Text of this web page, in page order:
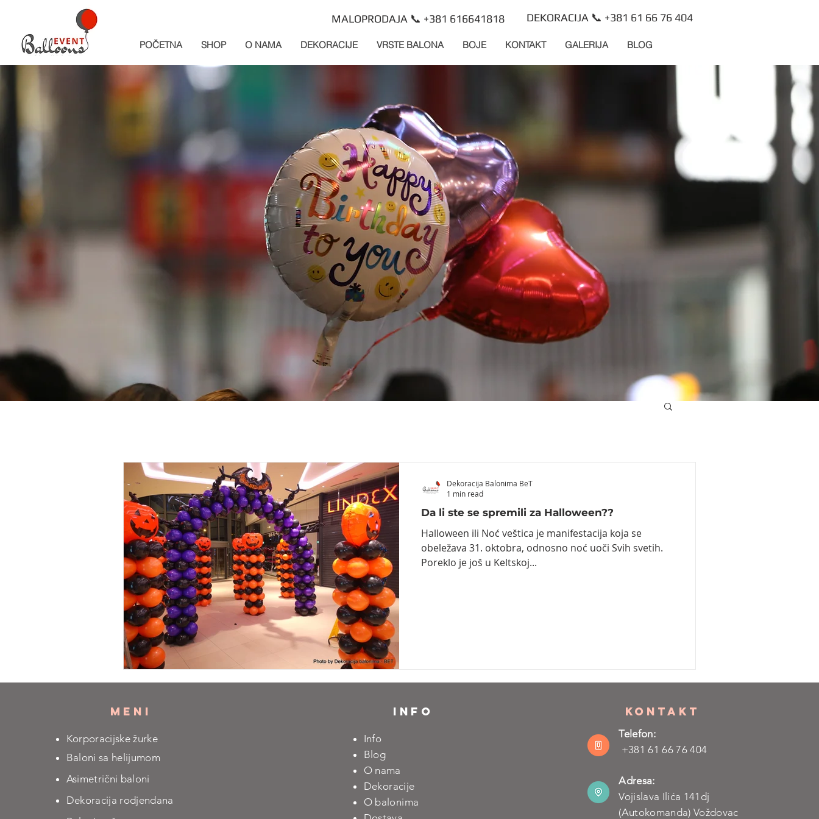
POČETNA SHOP O NAMA DEKORACIJE VRSTE BALONA BOJE KONTAKT GALERIJA BLOG
MALOPRODAJA 📞 +381 616641818 DEKORACIJA 📞 +381 61 66 76 404
Da li ste se spremili za Halloween??
Halloween ili Noć veštica je manifestacija koja se
obeležava 31. oktobra, odnosno noć uoči Svih svetih.
Poreklo je još u Keltskoj...
Dekoracija Balonima BeT
1 min read
MENI
Korporacijske žurke
Baloni sa helijumom
Asimetrični baloni
Dekoracija rodjendana
INFO
Info
Blog
O nama
Dekoracije
O balonima
KONTAKT
Telefon:
+381 61 66 76 404
Adresa:
Vojislava Ilića 141dj
(Autokomanda) Voždovac